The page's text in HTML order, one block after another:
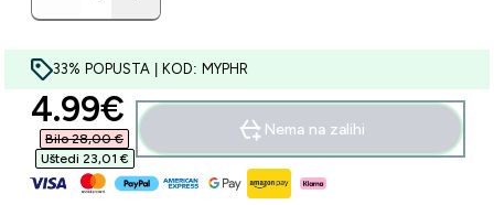
33% POPUSTA | KOD: MYPHR
discounted price
4.99€‎
Bilo 28,00 €‎
Uštedi 23,01 €‎
Nema na zalihi